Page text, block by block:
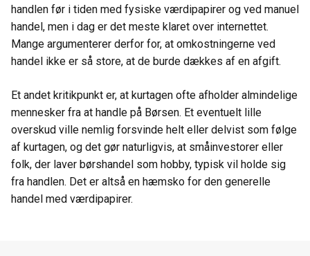
handlen før i tiden med fysiske værdipapirer og ved manuel
handel, men i dag er det meste klaret over internettet.
Mange argumenterer derfor for, at omkostningerne ved
handel ikke er så store, at de burde dækkes af en afgift.
Et andet kritikpunkt er, at kurtagen ofte afholder almindelige
mennesker fra at handle på Børsen. Et eventuelt lille
overskud ville nemlig forsvinde helt eller delvist som følge
af kurtagen, og det gør naturligvis, at småinvestorer eller
folk, der laver børshandel som hobby, typisk vil holde sig
fra handlen. Det er altså en hæmsko for den generelle
handel med værdipapirer.